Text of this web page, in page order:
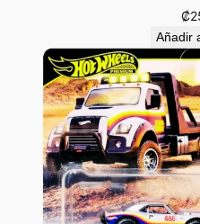
₡
Añadir